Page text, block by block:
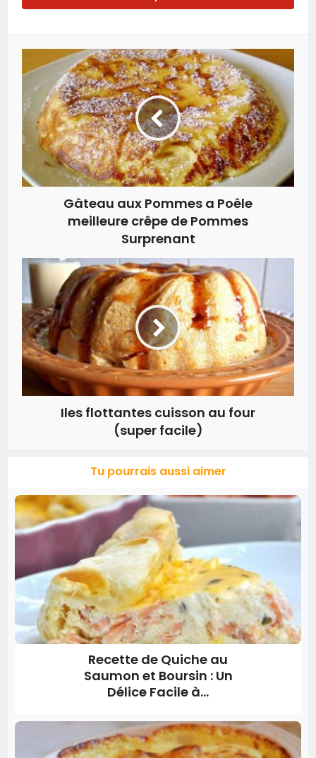
Gâteau aux Pommes a Poêle
meilleure crêpe de Pommes
Surprenant
Iles flottantes cuisson au four
(super facile)
Tu pourrais aussi aimer
Recette de Quiche au
Saumon et Boursin : Un
Délice Facile à...